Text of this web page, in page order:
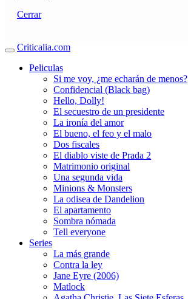
Cerrar
Criticalia.com
Peliculas
Si me voy, ¿me echarán de menos?
Confidencial (Black bag)
Hello, Dolly!
El secuestro de un presidente
La ironía del amor
El bueno, el feo y el malo
Dos fiscales
El diablo viste de Prada 2
Matrimonio original
Una segunda vida
Minions & Monsters
La odisea de Dandelion
El apartamento
Sombra nómada
Tell everyone
Series
La más grande
Contra la ley
Jane Eyre (2006)
Matlock